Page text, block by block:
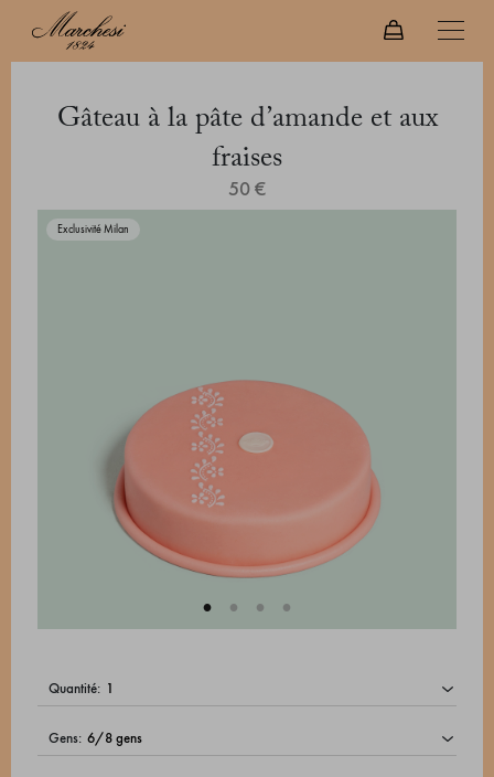
Gâteau à la pâte d’amande et aux
fraises
50 €
Exclusivité Milan
quantité:
gens: